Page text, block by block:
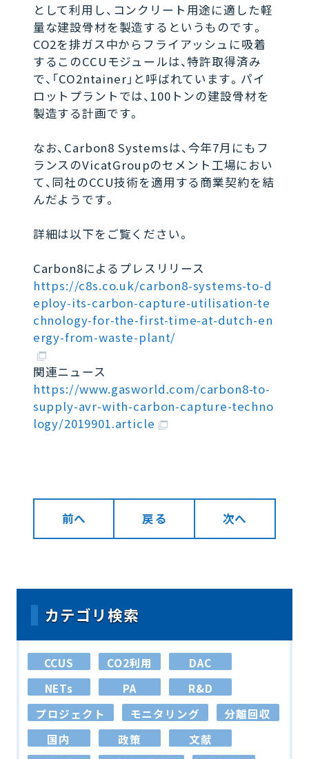
として利用し、コンクリート用途に適した軽
量な建設骨材を製造するというものです。
CO2を排ガス中からフライアッシュに吸着
するこのCCUモジュールは、特許取得済み
で、「CO2ntainer」と呼ばれています。パイ
ロットプラントでは、100トンの建設骨材を
製造する計画です。
なお、Carbon8 Systemsは、今年7月にもフ
ランスのVicatGroupのセメント工場におい
て、同社のCCU技術を適用する商業契約を結
んだようです。
詳細は以下をご覧ください。
Carbon8によるプレスリリース
https://c8s.co.uk/carbon8-systems-to-d
eploy-its-carbon-capture-utilisation-te
chnology-for-the-first-time-at-dutch-en
ergy-from-waste-plant/
関連ニュース
https://www.gasworld.com/carbon8-to-
supply-avr-with-carbon-capture-techno
logy/2019901.article
前へ 戻る 次へ
カテゴリ検索
CCUS CO2利用
DAC
NETs
PA
R&D
プロジェクト
モニタリング
分離回収
国内
政策
文献